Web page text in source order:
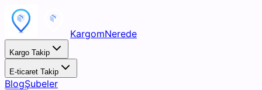
KargomNerede
Kargo Takip
E-ticaret Takip
BlogŞubeler